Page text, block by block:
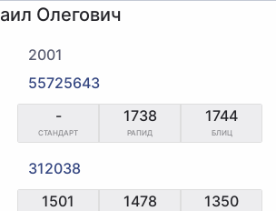
Олегович
2001
55725643
-
СТАНДАРТ
1738
РАПИД
1744
БЛИЦ
312038
1501 1478 1350